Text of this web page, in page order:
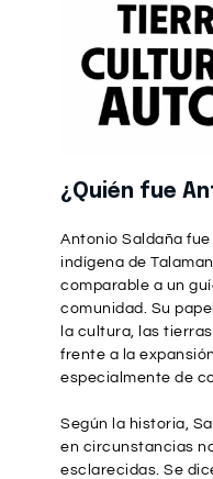
¿Quién fue
Antonio Saldaña
indígena de
comparable a un
comunidad. Su
la cultura, las
frente a la
especialmente de
Según la historia,
en circunstancias
esclarecidas. Se